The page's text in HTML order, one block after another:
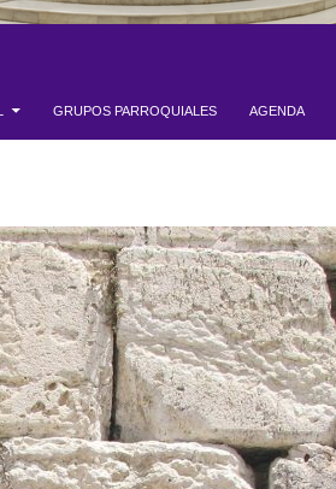
GRUPOS PARROQUIALES AGENDA